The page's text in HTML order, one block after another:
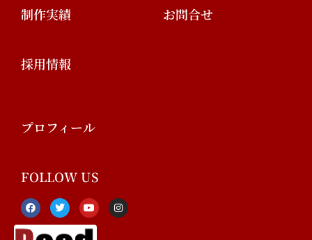
制作実績 お問合せ
採用情報
プロフィール
FOLLOW US
F
a
c
e
T
w
i
t
Y
o
u
t
I
n
s